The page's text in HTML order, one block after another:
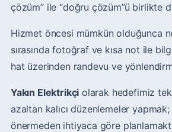
çözüm” ile “doğru çözüm”ü birlikte
Hizmet öncesi mümkün olduğunca
sırasında fotoğraf ve kısa not ile
hat üzerinden randevu ve
Yakın Elektrikçi olarak hedefimiz
azaltan kalıcı düzenlemeler
önermeden ihtiyaca göre